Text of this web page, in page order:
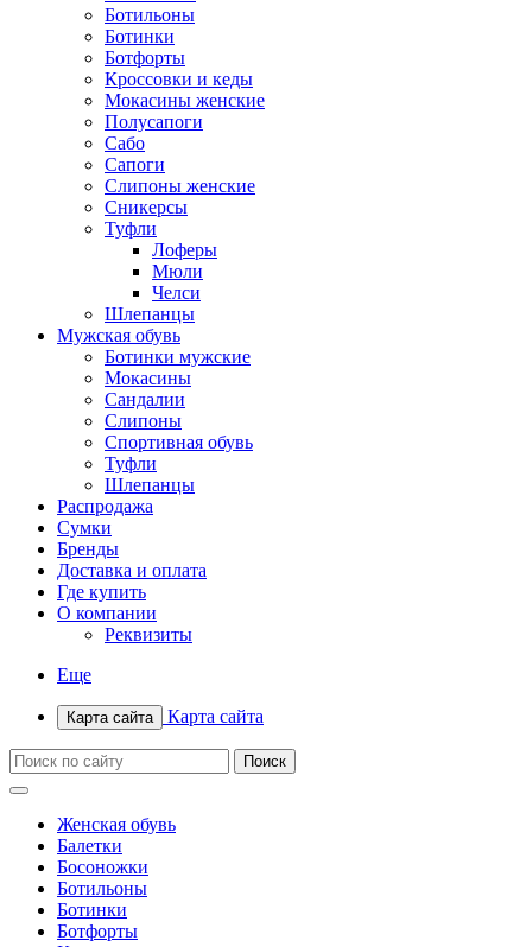
Ботильоны
Ботинки
Ботфорты
Кроссовки и кеды
Мокасины женские
Полусапоги
Сабо
Сапоги
Слипоны женские
Сникерсы
Туфли
Лоферы
Мюли
Челси
Шлепанцы
Мужская обувь
Ботинки мужские
Мокасины
Сандалии
Слипоны
Спортивная обувь
Туфли
Шлепанцы
Распродажа
Сумки
Бренды
Доставка и оплата
Где купить
О компании
Реквизиты
Еще
Карта сайта Карта сайта
Женская обувь
Балетки
Босоножки
Ботильоны
Ботинки
Ботфорты